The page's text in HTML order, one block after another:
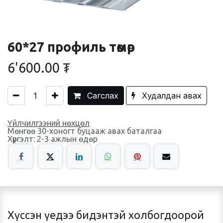
60*27 профиль төмөр
6'600.00 ₮
Сагслах Худалдан авах
Үйлчилгээний нөхцөл
Мөнгөө 30-хоногт буцааж авах баталгаа
Хүргэлт: 2-3 ажлын өдөр
Хүссэн үедээ бидэнтэй холбогдоорой